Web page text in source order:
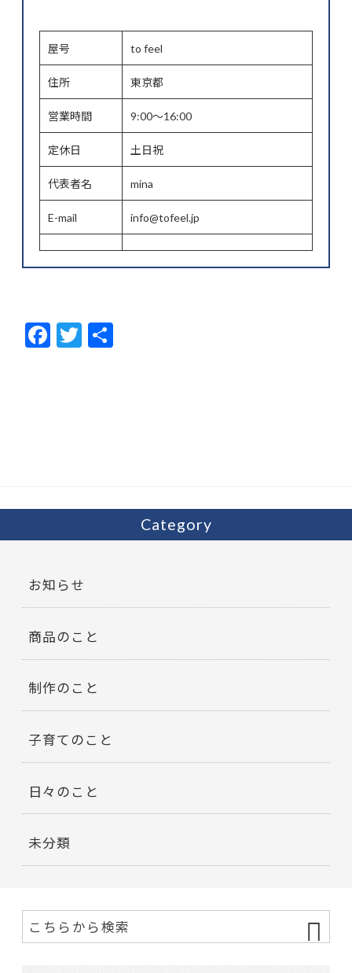
屋号 to feel
住所 東京都
営業時間 9:00～16:00
定休日 土日祝
代表者名 mina
E-mail info@tofeel.jp
F
ac
T
w
Category
お知らせ
商品のこと
制作のこと
子育てのこと
日々のこと
未分類